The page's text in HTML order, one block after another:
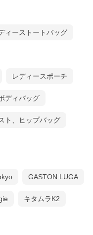
ィーストートバッグ
レディースポーチ
ディバッグ
ト、ヒップバッグ
GASTON LUGA
キタムラK2